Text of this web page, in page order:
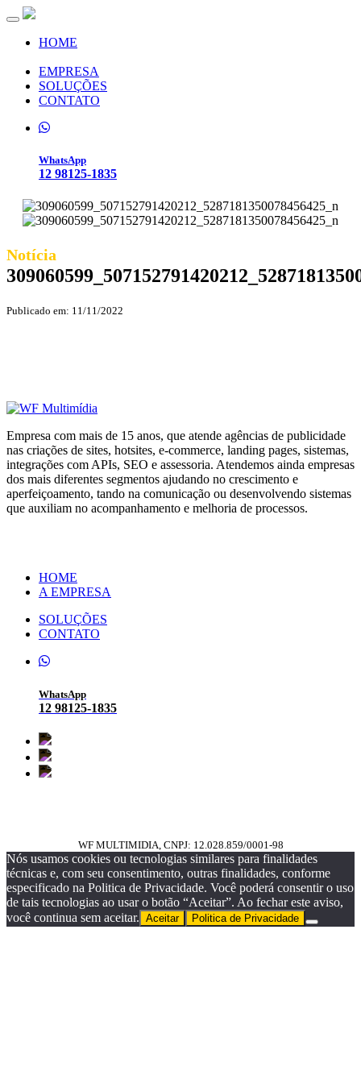
Toggle navigation
HOME
EMPRESA
SOLUÇÕES
CONTATO
WhatsApp
12 98125-1835
Notícia
Publicado em: 11/11/2022
Empresa com mais de 15 anos, que atende agências de publicidade
nas criações de sites, hotsites, e-commerce, landing pages, sistemas,
integrações com APIs, SEO e assessoria. Atendemos ainda empresas
dos mais diferentes segmentos ajudando no crescimento e
aperfeiçoamento, tando na comunicação ou desenvolvendo sistemas
que auxiliam no acompanhamento e melhoria de processos.
HOME
A EMPRESA
SOLUÇÕES
CONTATO
WhatsApp
12 98125-1835
WF MULTIMIDIA, CNPJ: 12.028.859/0001-98
Nós usamos cookies ou tecnologias similares para finalidades
técnicas e, com seu consentimento, outras finalidades, conforme
especificado na Politica de Privacidade. Você poderá consentir o uso
de tais tecnologias ao usar o botão “Aceitar”. Ao fechar este aviso,
você continua sem aceitar. Aceitar Politica de Privacidade